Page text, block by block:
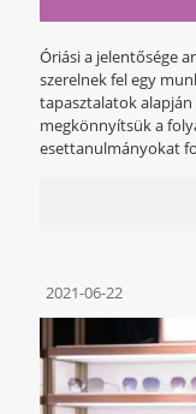
Óriási a jelentősége
szerelnek fel egy
tapasztalatok
megkönnyítsük a
esettanulmányokat
2021-06-22